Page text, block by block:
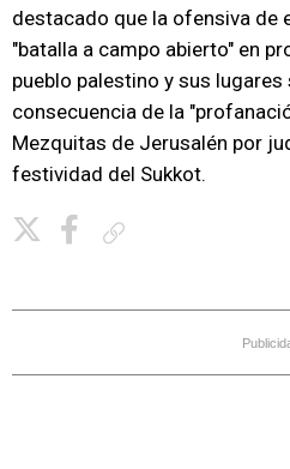
destacado que la ofensiva de
"batalla a campo abierto" en
pueblo palestino y sus
consecuencia de la
Mezquitas de Jerusalén por
festividad del Sukkot.